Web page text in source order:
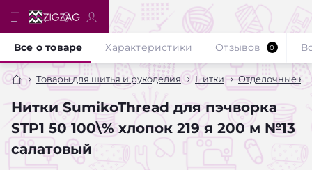
Товары для шитья и рукоделия Нитки Отделочные
Нитки SumikoThread для пэчворка
STP1 50 100\% хлопок 219 я 200 м №13
салатовый
Все о товаре Характеристики Отзывов 0